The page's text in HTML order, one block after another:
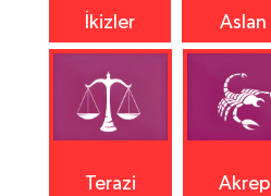
İkizler Aslan
Terazi Akrep